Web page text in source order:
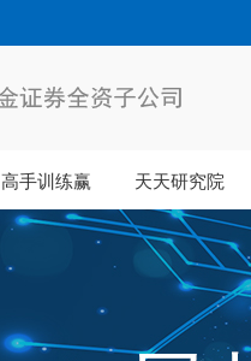
高手训练赢 天天研究院